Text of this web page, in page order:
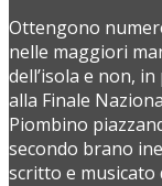
Ottengono
nelle maggiori
dell’isola e non,
alla Finale
Piombino
secondo brano
scritto e musicato